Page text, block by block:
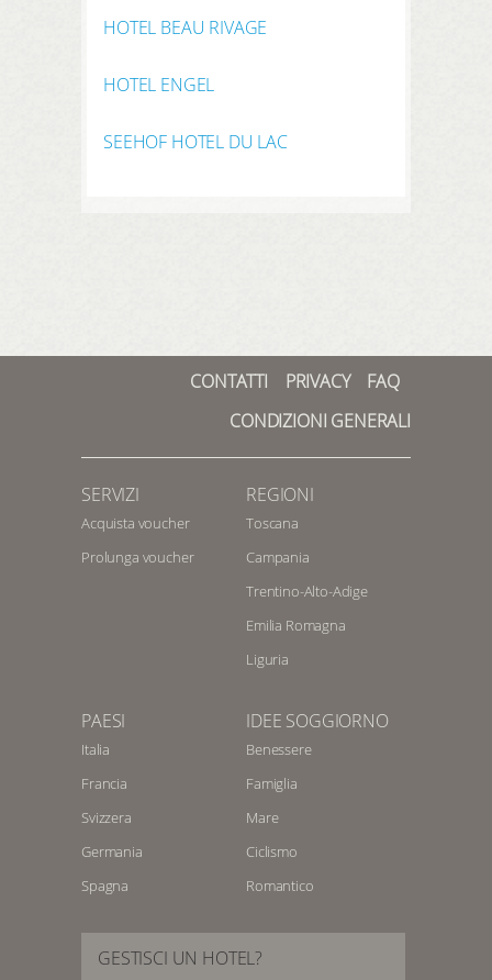
HOTEL BEAU RIVAGE
HOTEL ENGEL
SEEHOF HOTEL DU LAC
CONTATTI PRIVACY
FAQ
CONDIZIONI GENERALI
SERVIZI
Acquista voucher
Prolunga voucher
REGIONI
Toscana
Campania
Trentino-Alto-Adige
Emilia Romagna
Liguria
PAESI
Italia
Francia
Svizzera
Germania
Spagna
IDEE SOGGIORNO
Benessere
Famiglia
Mare
Ciclismo
Romantico
GESTISCI UN HOTEL?